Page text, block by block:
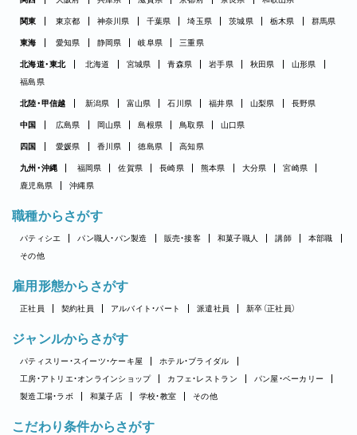
関東 東京都 神奈川県 千葉県 埼玉県 茨城県 栃木県 群馬県
東海 愛知県 静岡県 岐阜県 三重県
北海道・東北 北海道 宮城県 青森県 岩手県 秋田県
山形県
福島県
北陸・甲信越 新潟県 富山県 石川県 福井県 山梨県 長野県
中国 広島県 岡山県 島根県 鳥取県 山口県
四国 愛媛県 香川県 徳島県 高知県
九州・沖縄 福岡県 佐賀県 長崎県 熊本県 大分県
宮崎県
鹿児島県
沖縄県
職種からさがす
パティシエ パン職人・パン製造 販売・接客 和菓子職人 講師
本部職
その他
雇用形態からさがす
正社員 契約社員 アルバイト・パート 派遣社員 新卒（正社員）
ジャンルからさがす
パティスリー・スイーツ・ケーキ屋
ホテル・ブライダル
工房・アトリエ・オンラインショップ
カフェ・レストラン
パン屋・ベーカリー
製造工場・ラボ
和菓子店 学校・教室 その他
こだわり条件からさがす